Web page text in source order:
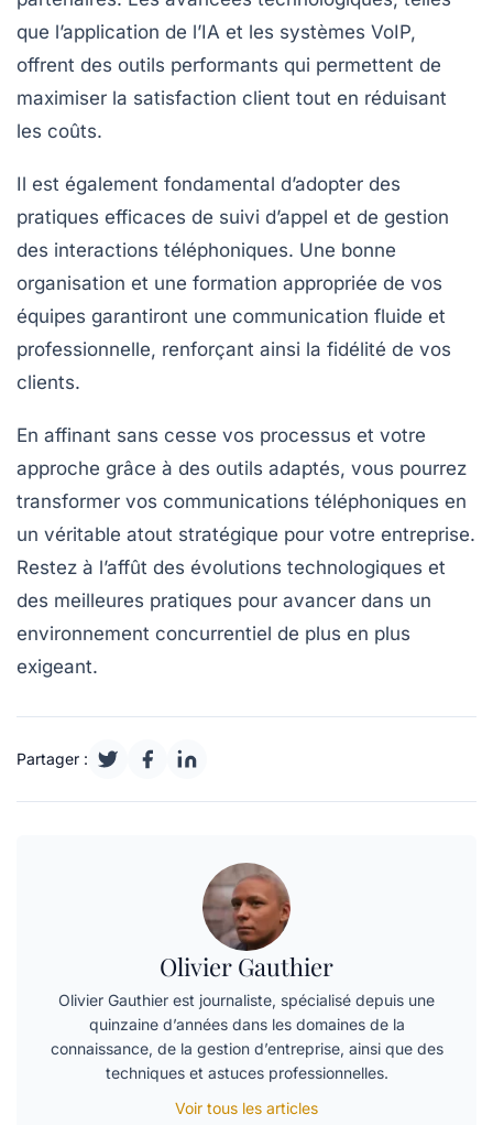
que l’application de l’IA et les systèmes VoIP,
offrent des outils performants qui permettent de
maximiser la satisfaction client tout en réduisant
les coûts.
Il est également fondamental d’adopter des
pratiques efficaces de suivi d’appel et de gestion
des interactions téléphoniques. Une bonne
organisation et une formation appropriée de vos
équipes garantiront une communication fluide et
professionnelle, renforçant ainsi la fidélité de vos
clients.
En affinant sans cesse vos processus et votre
approche grâce à des outils adaptés, vous pourrez
transformer vos communications téléphoniques en
un véritable atout stratégique pour votre entreprise.
Restez à l’affût des évolutions technologiques et
des meilleures pratiques pour avancer dans un
environnement concurrentiel de plus en plus
exigeant.
Partager :
Olivier Gauthier
Olivier Gauthier est journaliste, spécialisé depuis une
quinzaine d’années dans les domaines de la
connaissance, de la gestion d’entreprise, ainsi que des
techniques et astuces professionnelles.
Voir tous les articles